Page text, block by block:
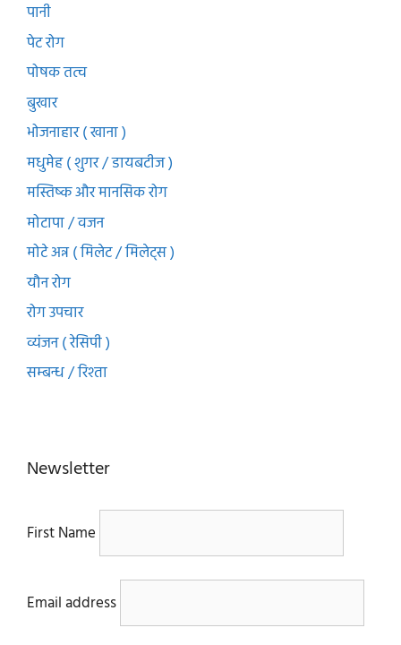
पानी
पेट रोग
पोषक तत्व
बुखार
भोजनाहार ( खाना )
मधुमेह ( शुगर / डायबटीज )
मस्तिष्क और मानसिक रोग
मोटापा / वजन
मोटे अन्न ( मिलेट / मिलेट्स )
यौन रोग
रोग उपचार
व्यंजन ( रेसिपी )
सम्बन्ध / रिश्ता
Newsletter
First Name
Email address